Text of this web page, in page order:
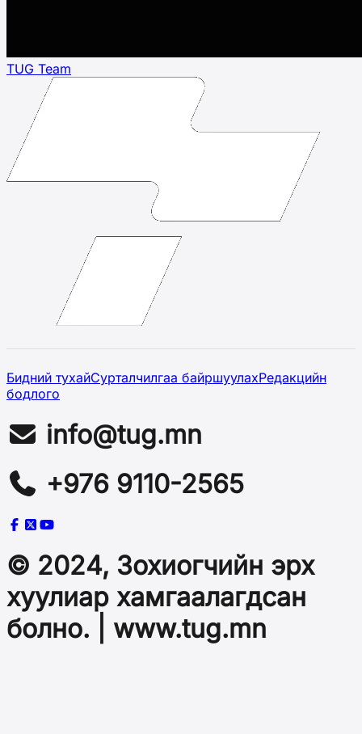
TUG Team
Бидний тухайСурталчилгаа байршуулахРедакцийн
бодлого
info@tug.mn
+976 9110-2565
© 2024, Зохиогчийн эрх
хуулиар хамгаалагдсан
болно. | www.tug.mn